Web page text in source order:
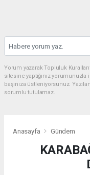
Yorum yazarak Topluluk
sitesine yaptığınız
başınıza üstleniyorsunuz.
sorumlu tutulamaz.
Anasayfa Gündem